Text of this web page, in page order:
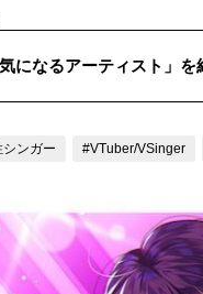
#ロック #男性シンガー
気になるアーティスト」
ンガー #VTuber/VSinger